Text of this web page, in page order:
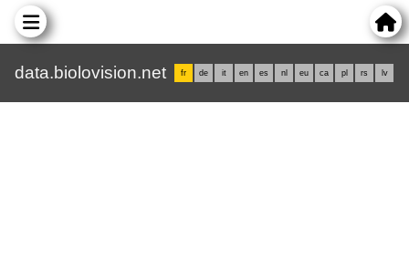
data.biolovision.net fr de it en es nl eu ca pl rs lv